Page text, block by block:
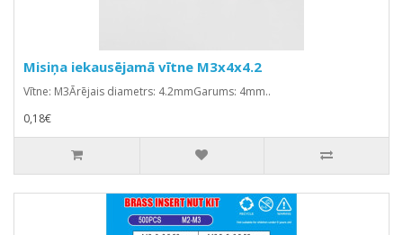
Misiņa iekausējamā vītne M3x4x4.2
Vītne: M3Ārējais diametrs: 4.2mmGarums: 4mm..
0,18€